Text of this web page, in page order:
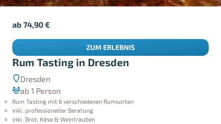
Rum Tasting in Dresden
Dresden
ab 1 Person
Rum Tasting mit 6 verschiedenen Rumsorten
inkl. professioneller Beratung
inkl. Brot, Käse & Weintrauben
ab74,90€
ZUM ERLEBNIS